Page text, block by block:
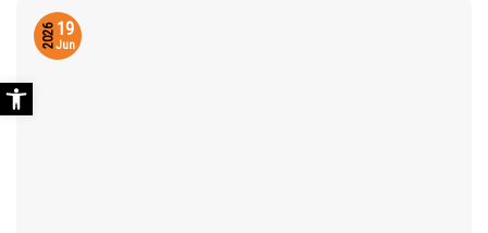
19
Jun
2026
Abrir barra de herramientas